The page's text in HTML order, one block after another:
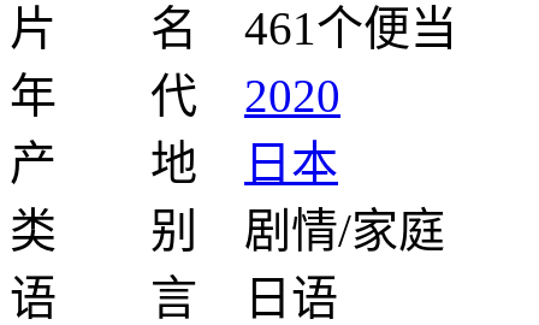
片 名 461个便当
年 代 2020
产 地
日本
类 别 剧情/家庭
语 言 日语